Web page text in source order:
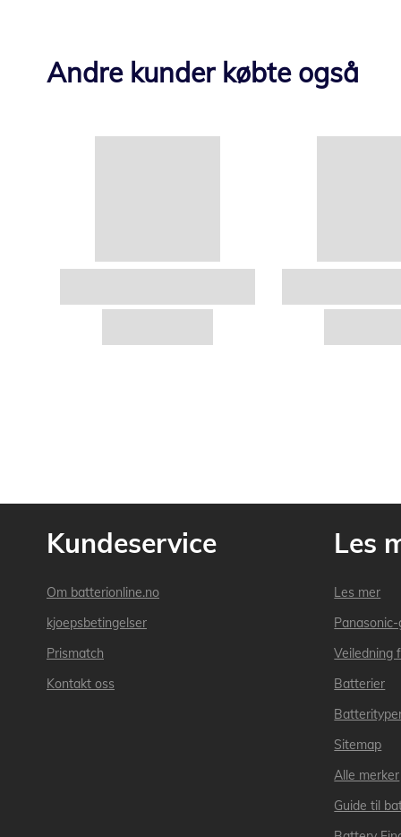
Andre kunder købte også
Kundeservice
Om batterionline.no
kjoepsbetingelser
Prismatch
Kontakt oss
Les
Les mer
Veiledning
Batterier
Sitemap
Alle merker
Guide til